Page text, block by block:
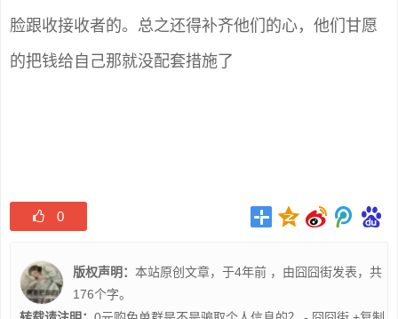
脸跟收接收者的。总之还得补齐他们的心，他们甘愿
的把钱给自己那就没配套措施了
0
版权声明： 本站原创文章，于4年前 ，由囧囧街发表，共
176个字。